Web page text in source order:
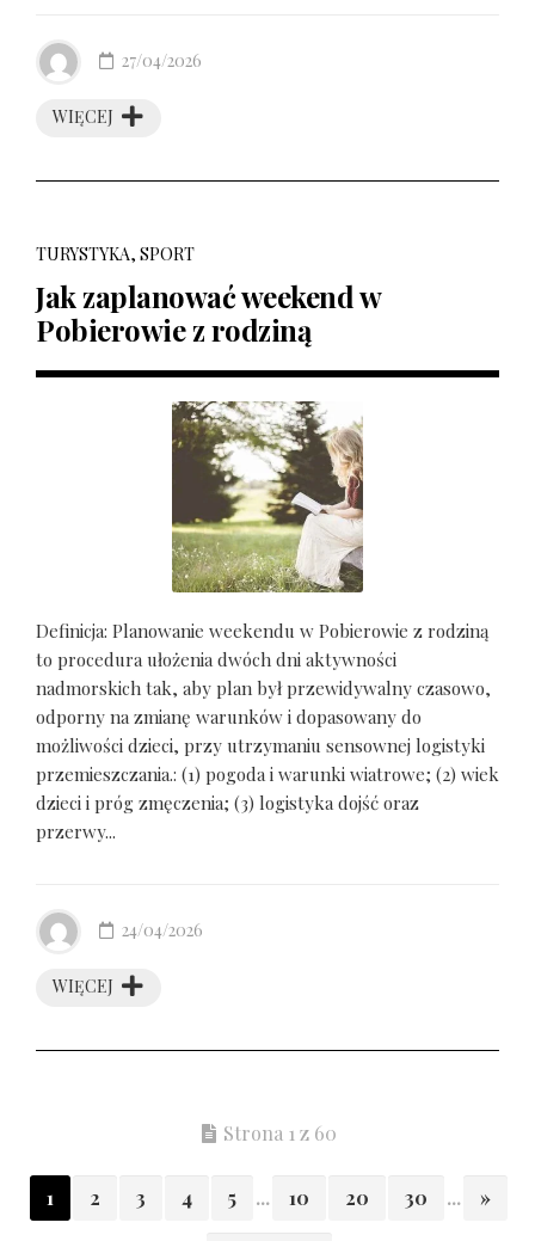
WIĘCEJ
27/04/2026
TURYSTYKA, SPORT
Jak zaplanować weekend w
Pobierowie z rodziną
Definicja: Planowanie weekendu w Pobierowie z rodziną
to procedura ułożenia dwóch dni aktywności
nadmorskich tak, aby plan był przewidywalny czasowo,
odporny na zmianę warunków i dopasowany do
możliwości dzieci, przy utrzymaniu sensownej logistyki
przemieszczania.: (1) pogoda i warunki wiatrowe; (2) wiek
dzieci i próg zmęczenia; (3) logistyka dojść oraz
przerwy...
WIĘCEJ
24/04/2026
Strona 1 z 60
1 2 3 4 5 ... 10 20 30 ... »